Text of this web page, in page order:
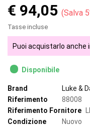
€ 94,05 Salva
Tasse incluse
Puoi acquistarlo anche
Disponibile
Brand
Luke &
Riferimento
88008
Riferimento Fornitore
Condizione
Nuovo